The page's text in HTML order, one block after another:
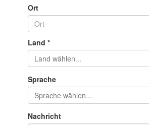
Ort
Land *
Sprache
Nachricht